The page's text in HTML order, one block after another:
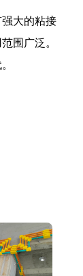
大的粘接
围广泛。